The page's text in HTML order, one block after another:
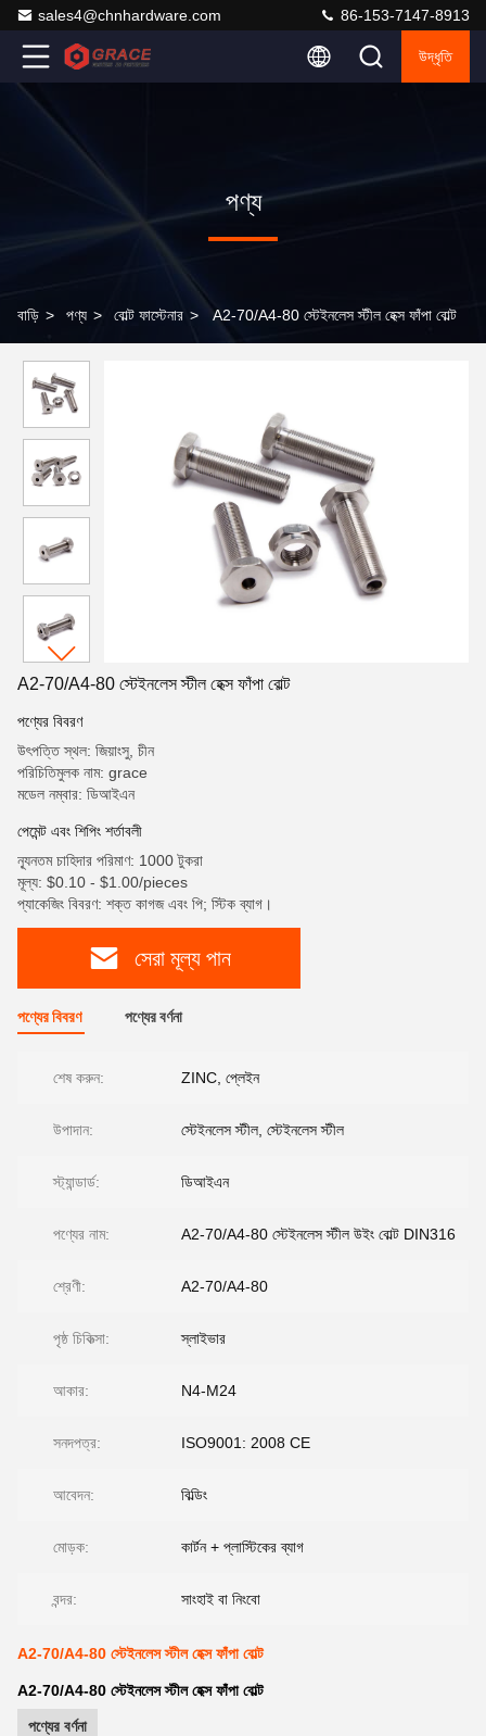
sales4@chnhardware.com 86-153-7147-8913
উদ্ধৃতি
পণ্য
বাড়ি > পণ্য > বোল্ট ফাস্টেনার > A2-70/A4-80 স্টেইনলেস স্টীল হেক্স ফাঁপা বোল্ট
A2-70/A4-80 স্টেইনলেস স্টীল হেক্স ফাঁপা বোল্ট
পণ্যের বিবরণ
উৎপত্তি স্থল: জিয়াংসু, চীন
পরিচিতিমুলক নাম: grace
মডেল নম্বার: ডিআইএন
পেমেন্ট এবং শিপিং শর্তাবলী
ন্যূনতম চাহিদার পরিমাণ: 1000 টুকরা
মূল্য: $0.10 - $1.00/pieces
প্যাকেজিং বিবরণ: শক্ত কাগজ এবং পি; স্টিক ব্যাগ।
সেরা মূল্য পান
পণ্যের বিবরণ পণ্যের বর্ণনা
শেষ করুন: ZINC, প্লেইন
উপাদান: স্টেইনলেস স্টীল, স্টেইনলেস স্টীল
স্ট্যান্ডার্ড: ডিআইএন
পণ্যের নাম: A2-70/A4-80 স্টেইনলেস স্টীল উইং বোল্ট DIN316
শ্রেণী: A2-70/A4-80
পৃষ্ঠ চিকিত্সা: স্লাইভার
আকার: N4-M24
সনদপত্র: ISO9001: 2008 CE
আবেদন: বিল্ডিং
মোড়ক: কার্টন + প্লাস্টিকের ব্যাগ
বন্দর: সাংহাই বা নিংবো
A2-70/A4-80 স্টেইনলেস স্টীল হেক্স ফাঁপা বোল্ট
A2-70/A4-80 স্টেইনলেস স্টীল হেক্স ফাঁপা বোল্ট
পণ্যের বর্ণনা